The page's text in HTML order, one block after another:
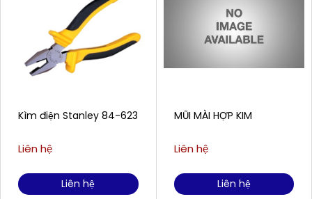
Kìm điện Stanley 84-623
Liên hệ
Liên hệ
MŨI MÀI HỢP KIM
Liên hệ
Liên hệ